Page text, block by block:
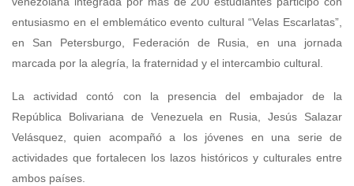
entusiasmo en el emblemático evento cultural “Velas Escarlatas”,
en San Petersburgo, Federación de Rusia, en una jornada
marcada por la alegría, la fraternidad y el intercambio cultural.
La actividad contó con la presencia del embajador de la
República Bolivariana de Venezuela en Rusia, Jesús Salazar
Velásquez, quien acompañó a los jóvenes en una serie de
actividades que fortalecen los lazos históricos y culturales entre
ambos países.